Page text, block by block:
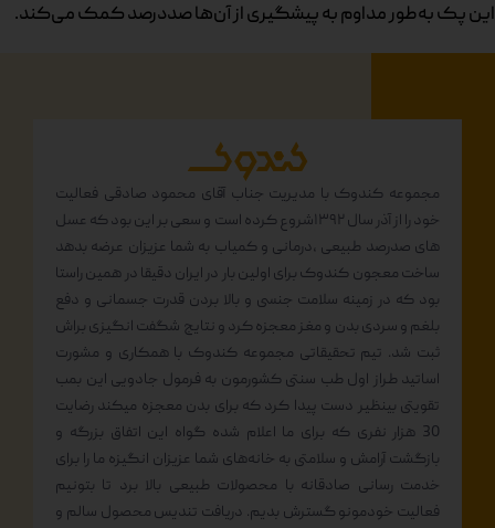
این پک به‌طور مداوم به پیشگیری از آن‌ها صددرصد کمک می‌کند.
مجموعه کندوک با مدیریت جناب آقای محمود صادقی فعالیت
خود را از آذر سال ۱۳۹۲شروع کرده است و سعی بر این بود که عسل
های صدرصد طبیعی ،درمانی و کمیاب به شما عزیزان عرضه بدهد
ساخت معجون کندوک برای اولین بار در ایران دقیقا در همین راستا
بود که در زمینه سلامت جنسی و بالا بردن قدرت جسمانی و دفع
بلغم و سردی بدن و مغز معجزه کرد و نتایج شگفت انگیزی براش
ثبت شد. تیم تحقیقاتی مجموعه کندوک با همکاری و مشورت
اساتید طراز اول طب سنتی کشورمون به فرمول جادویی این بمب
تقویتی بینظیر دست پیدا کرد که برای بدن معجزه میکند رضایت
30 هزار نفری که برای ما اعلام شده گواه این اتفاق بزرگه و
بازگشت آرامش و سلامتی به خانه‌های شما عزیزان انگیزه ما را برای
خدمت رسانی صادقانه با محصولات طبیعی بالا برد تا بتونیم
فعالیت خودمونو گسترش بدیم. دریافت تندیس محصول سالم و